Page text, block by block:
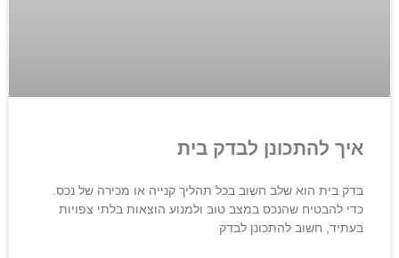
איך להתכונן לבדק בית
בדק בית הוא שלב חשוב בכל תהליך קנייה או מכירה של נכס.
כדי להבטיח שהנכס במצב טוב ולמנוע הוצאות בלתי צפויות
בעתיד, חשוב להתכונן לבדק